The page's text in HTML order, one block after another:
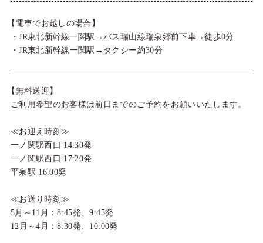
【電車でお越しの場合】
・JR東北新幹線一関駅→バス瑞山線瑞泉郷前下車→徒歩0分
・JR東北新幹線一関駅→タクシー約30分
【無料送迎】
ご利用希望のお客様は前日までのご予約をお願いいたします。
≪お迎え時刻≫
一ノ関駅西口 14:30発
一ノ関駅西口 17:20発
平泉駅 16:00発
≪お送り時刻≫
5月～11月：8:45発、9:45発
12月～4月：8:30発、10:00発